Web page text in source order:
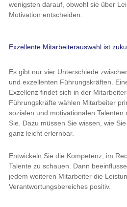
wenigsten darauf, obwohl sie über
Motivation entscheiden.
Exzellente Mitarbeiterauswahl ist
Es gibt nur vier Unterschiede
und exzellenten Führungskräften.
Exzellenz findet sich in der
Führungskräfte wählen Mitarbeiter
sozialen und motivationalen Talenten
Sie. Dazu müssen Sie wissen, wie
ganz leicht erlernbar.
Entwickeln Sie die Kompetenz, im
Talente zu schauen. Dann
jedem weiteren Mitarbeiter die
Verantwortungsbereiches positiv.